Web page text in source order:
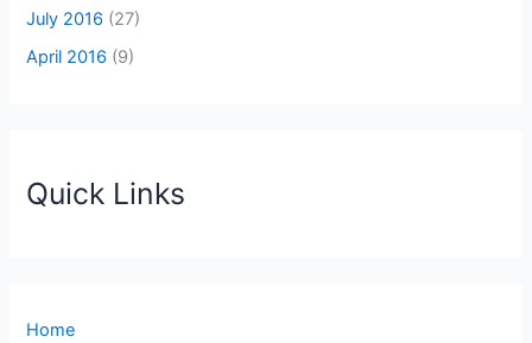
July 2016 (27)
April 2016 (9)
Quick Links
Home